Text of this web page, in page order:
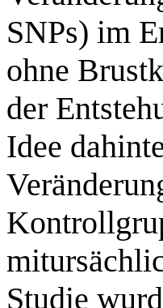
SNPs) im
ohne
der
Idee
Studie